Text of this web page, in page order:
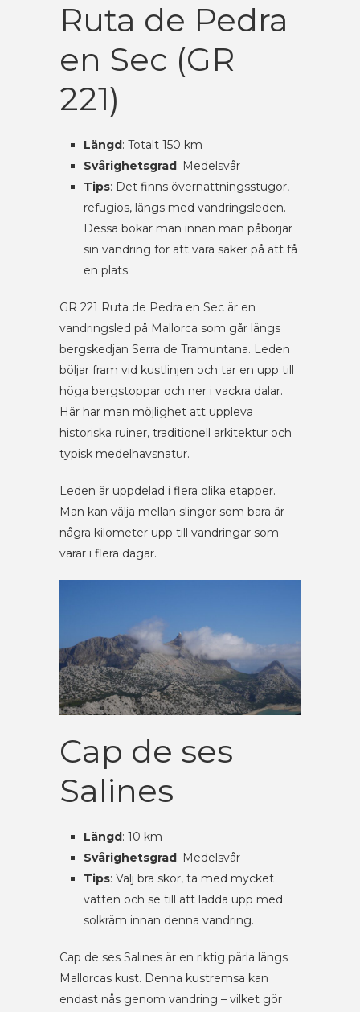
Ruta de Pedra
en Sec (GR
221)
Längd: Totalt 150 km
Svårighetsgrad: Medelsvår
Tips: Det finns övernattningsstugor,
refugios, längs med vandringsleden.
Dessa bokar man innan man påbörjar
sin vandring för att vara säker på att få
en plats.
GR 221 Ruta de Pedra en Sec är en
vandringsled på Mallorca som går längs
bergskedjan Serra de Tramuntana. Leden
böljar fram vid kustlinjen och tar en upp till
höga bergstoppar och ner i vackra dalar.
Här har man möjlighet att uppleva
historiska ruiner, traditionell arkitektur och
typisk medelhavsnatur.
Leden är uppdelad i flera olika etapper.
Man kan välja mellan slingor som bara är
några kilometer upp till vandringar som
varar i flera dagar.
Cap de ses
Salines
Längd : 10 km
Svårighetsgrad : Medelsvår
Tips: Välj bra skor, ta med mycket
vatten och se till att ladda upp med
solkräm innan denna vandring.
Cap de ses Salines är en riktig pärla längs
Mallorcas kust. Denna kustremsa kan
endast nås genom vandring – vilket gör